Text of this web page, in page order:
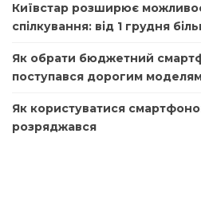
Київстар розширює
спілкування: від 1 грудня
Як обрати бюджетний
поступався дорогим
Як користуватися
розряджався